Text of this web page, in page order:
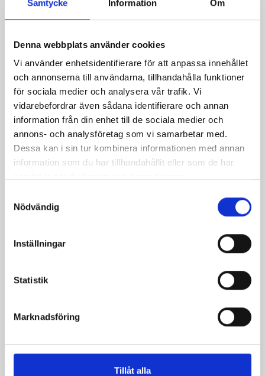
Samtycke Information Om
Denna webbplats använder cookies
Vi använder enhetsidentifierare för att anpassa innehållet
och annonserna till användarna, tillhandahålla funktioner
för sociala medier och analysera vår trafik. Vi
vidarebefordrar även sådana identifierare och annan
information från din enhet till de sociala medier och
annons- och analysföretag som vi samarbetar med.
Dessa kan i sin tur kombinera informationen med annan
information som du har tillhandahållit eller som de har
Nödvändig
Inställningar
Statistik
Marknadsföring
Tillåt alla
skaldjurspaj
skaldjur sparris skal paj ris
Dela
på
Facebook
Dela
på
Twitter
Dela
på
Pinterest
Dela
via
e-
Skriv
ut
mjölk
Vi kan stolt konstatera att vår laktosfria Mellanmjölk
är bäst i smaktest när norrlänningarna sagt sitt. Fler än
produkt vann testet.